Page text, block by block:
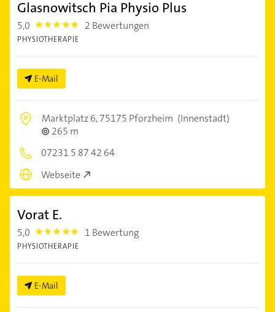
Glasnowitsch Pia Physio Plus
5,0 5.0 2 Bewertungen
PHYSIOTHERAPIE
E-Mail
Marktplatz 6,75175 Pforzheim (Innenstadt)
265 m
07231 5 87 42 64
Webseite
Vorat E.
5,0 5.0 1 Bewertung
PHYSIOTHERAPIE
E-Mail